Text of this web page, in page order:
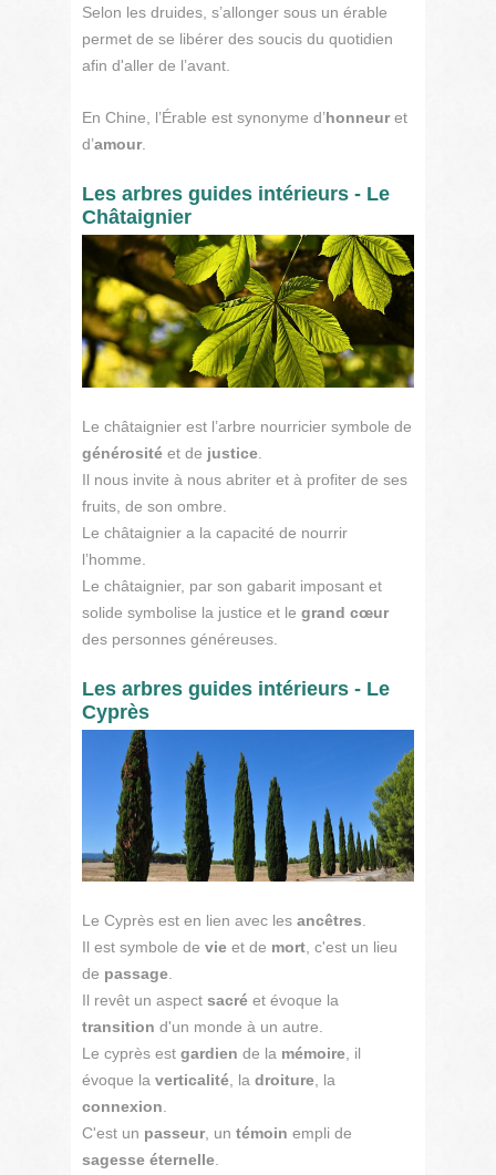
Selon les druides, s’allonger sous un érable
permet de se libérer des soucis du quotidien
afin d'aller de l’avant.
En Chine, l’Érable est synonyme d’honneuret
d’amour.
Les arbres guides intérieurs - Le
Châtaignier
Le châtaignier est l’arbre nourricier symbole de
générosité et de justice
Il nous invite à nous abriter et à profiter de ses
fruits, de son ombre.
Le châtaignier a la capacité de nourrir
l’homme.
Le châtaignier, par son gabarit imposant et
solide symbolise la justice et le grand cœur
des personnes généreuses.
Les arbres guides intérieurs - Le
Cyprès
Le Cyprès est en lien avec les ancêtres
Il est symbole de vie et de mort , c'est un lieu
de passage
Il revêt un aspect sacré et évoque la
transition d'un monde à un autre.
Le cyprès est gardien de la mémoire , il
évoque la verticalité , la droiture , la
connexion
C'est un passeur, un témoin empli de
sagesse éternelle